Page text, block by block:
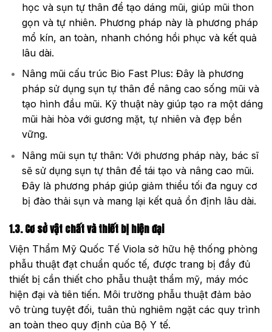
học và sụn tự thân để tạo dáng mũi, giúp mũi thon
gọn và tự nhiên. Phương pháp này là phương pháp
mổ kín, an toàn, nhanh chóng hồi phục và kết quả
lâu dài.
Nâng mũi cấu trúc Bio Fast Plus: Đây là phương
pháp sử dụng sụn tự thân để nâng cao sống mũi và
tạo hình đầu mũi. Kỹ thuật này giúp tạo ra một dáng
mũi hài hòa với gương mặt, tự nhiên và đẹp bền
vững.
Nâng mũi sụn tự thân: Với phương pháp này, bác sĩ
sẽ sử dụng sụn tự thân để tái tạo và nâng cao mũi.
Đây là phương pháp giúp giảm thiểu tối đa nguy cơ
bị đào thải sụn và mang lại kết quả ổn định lâu dài.
1.3. Cơ sở vật chất và thiết bị hiện đại
Viện Thẩm Mỹ Quốc Tế Viola sở hữu hệ thống phòng
phẫu thuật đạt chuẩn quốc tế, được trang bị đầy đủ
thiết bị cần thiết cho phẫu thuật thẩm mỹ, máy móc
hiện đại và tiên tiến. Môi trường phẫu thuật đảm bảo
vô trùng tuyệt đối, tuân thủ nghiêm ngặt các quy trình
an toàn theo quy định của Bộ Y tế.